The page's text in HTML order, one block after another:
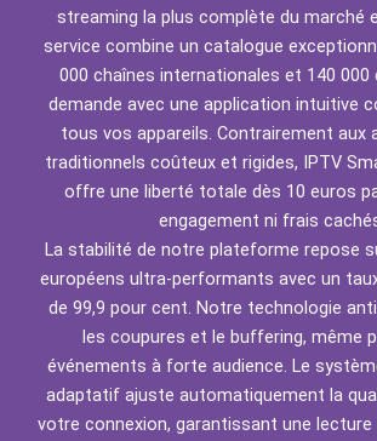
streaming la plus complète du marché
service combine un catalogue
000 chaînes internationales et 140 000
demande avec une application intuitive
tous vos appareils. Contrairement aux
traditionnels coûteux et rigides, IPTV
offre une liberté totale dès 10 euros
engagement ni frais
La stabilité de notre plateforme repose
européens ultra-performants avec un
de 99,9 pour cent. Notre technologie
les coupures et le buffering, même
événements à forte audience. Le
adaptatif ajuste automatiquement la
votre connexion, garantissant une lecture